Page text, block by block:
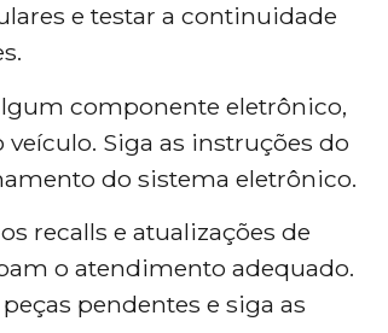
e testar a continuidade
componente eletrônico,
Siga as instruções do
do sistema eletrônico.
recalls e atualizações de
o atendimento adequado.
pendentes e siga as